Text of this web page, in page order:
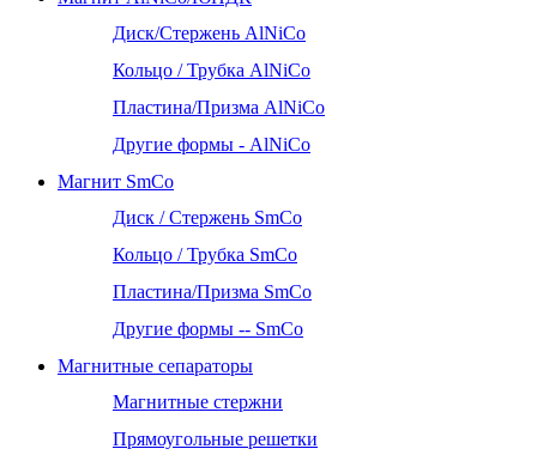
Диск/Стержень AlNiCo
Кольцо / Трубка AlNiCo
Пластина/Призма AlNiCo
Другие формы - AlNiCo
Магнит SmCo
Диск / Стержень SmCo
Кольцо / Трубка SmCo
Пластина/Призма SmCo
Другие формы -- SmCo
Магнитные сепараторы
Магнитные стержни
Прямоугольные решетки